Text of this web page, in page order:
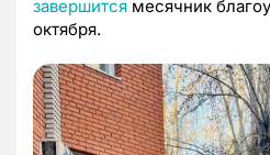
завершится месячник
октября.